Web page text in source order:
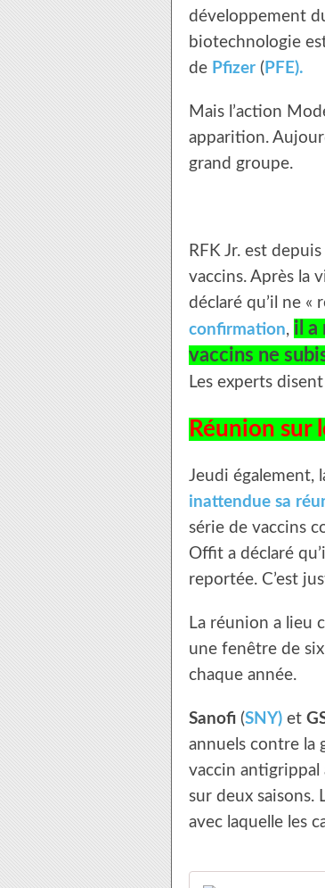
développement
biotechnologie
de Pfizer ( PFE).
Mais l’action
apparition.
grand groupe.
RFK Jr. est
vaccins. Après la
déclaré qu’il ne «
confirmation, il a
vaccins ne
Les experts
Réunion sur
Jeudi également,
inattendue sa
série de vaccins
Offit a déclaré
reportée. C’est
La réunion a lieu
une fenêtre de
chaque année.
Sanofi (SNY) et
annuels contre la
vaccin antigrippal
sur deux saisons.
avec laquelle les